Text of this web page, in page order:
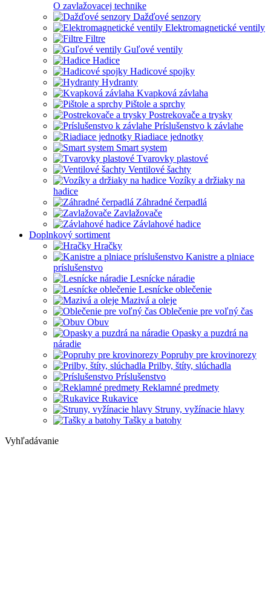
O zavlažovacej technike
Dažďové senzory
Elektromagnetické ventily
Filtre
Guľové ventily
Hadice
Hadicové spojky
Hydranty
Kvapková závlaha
Pištole a sprchy
Postrekovače a trysky
Príslušenstvo k závlahe
Riadiace jednotky
Smart system
Tvarovky plastové
Ventilové šachty
Vozíky a držiaky na
hadice
Záhradné čerpadlá
Zavlažovače
Závlahové hadice
Doplnkový sortiment
Hračky
Kanistre a plniace
príslušenstvo
Lesnícke náradie
Lesnícke oblečenie
Mazivá a oleje
Oblečenie pre voľný čas
Obuv
Opasky a puzdrá na
náradie
Popruhy pre krovinorezy
Prilby, štíty, slúchadla
Príslušenstvo
Reklamné predmety
Rukavice
Struny, vyžínacie hlavy
Tašky a batohy
Vyhľadávanie